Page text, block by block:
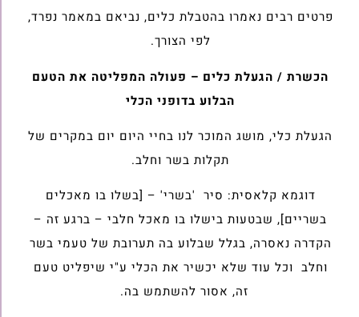
פרטים רבים נאמרו בהטבלת כלים, נביאם במאמר נפרד,
לפי הצורך.
הכשרת / הגעלת כלים – פעולה המפליטה את הטעם
הבלוע בדופני הכלי
הגעלת כלי, מושג המוכר לנו בחיי היום יום במקרים של
תקלות בשר וחלב.
דוגמא קלאסית: סיר 'בשרי' – [בשלו בו מאכלים
בשריים], שבטעות בישלו בו מאכל חלבי – ברגע זה –
הקדרה נאסרה, בגלל שבלוע בה תערובת של טעמי בשר
וחלב וכל עוד שלא יכשיר את הכלי ע"י שיפליט טעם
זה, אסור להשתמש בה.